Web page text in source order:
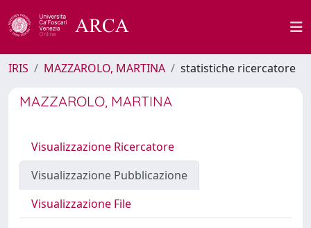
IRIS MAZZAROLO, MARTINA statistiche ricercatore
MAZZAROLO, MARTINA
Visualizzazione Ricercatore
Visualizzazione Pubblicazione
Visualizzazione File